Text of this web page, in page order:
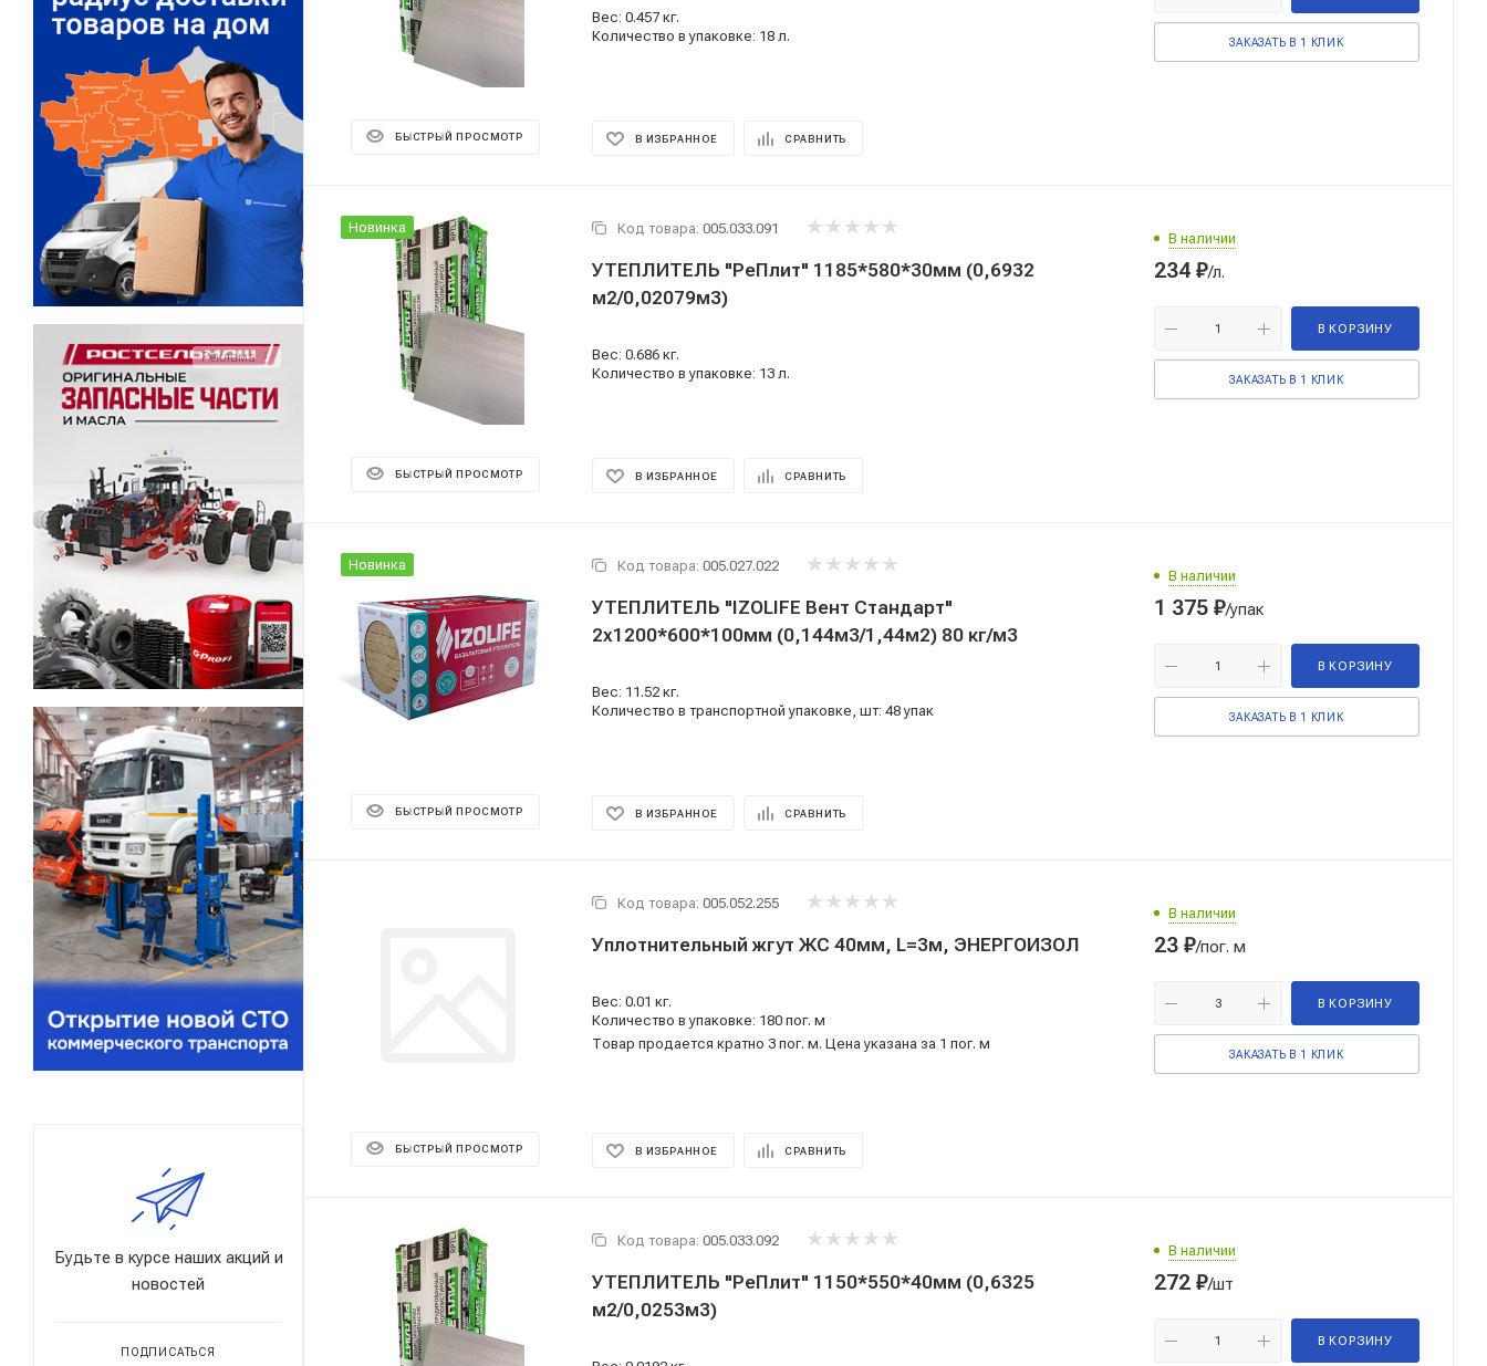
БЫСТРЫЙ ПРОСМОТР
Вес: 0.457 кг.
Количество в упаковке: 18 л.
В ИЗБРАННОЕ СРАВНИТЬ
ЗАКАЗАТЬ В 1 КЛИК
Новинка
БЫСТРЫЙ ПРОСМОТР
Код товара: 005.033.091
УТЕПЛИТЕЛЬ "РеПлит" 1185*580*30мм (0,6932
м2/0,02079м3)
Вес: 0.686 кг.
Количество в упаковке: 13 л.
В ИЗБРАННОЕ СРАВНИТЬ
В наличии
234 ₽/л.
В КОРЗИНУ
ЗАКАЗАТЬ В 1 КЛИК
Новинка
БЫСТРЫЙ ПРОСМОТР
Код товара: 005.027.022
УТЕПЛИТЕЛЬ "IZOLIFE Вент Стандарт"
2х1200*600*100мм (0,144м3/1,44м2) 80 кг/м3
Вес: 11.52 кг.
Количество в транспортной упаковке, шт: 48 упак
В ИЗБРАННОЕ СРАВНИТЬ
В наличии
1 375 ₽/упак
В КОРЗИНУ
ЗАКАЗАТЬ В 1 КЛИК
БЫСТРЫЙ ПРОСМОТР
Код товара: 005.052.255
Уплотнительный жгут ЖС 40мм, L=3м, ЭНЕРГОИЗОЛ
Вес: 0.01 кг.
Количество в упаковке: 180 пог. м
Товар продается кратно 3 пог. м. Цена указана за 1 пог. м
В ИЗБРАННОЕ СРАВНИТЬ
В наличии
23 ₽/пог. м
В КОРЗИНУ
ЗАКАЗАТЬ В 1 КЛИК
Код товара: 005.033.092
УТЕПЛИТЕЛЬ "РеПлит" 1150*550*40мм (0,6325
м2/0,0253м3)
В наличии
272 ₽/шт
В КОРЗИНУ
Реклама ⋮
Будьте в курсе наших акций и
новостей
ПОДПИСАТЬСЯ